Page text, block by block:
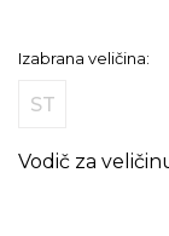
Izabrana veličina:
ST
Vodič za